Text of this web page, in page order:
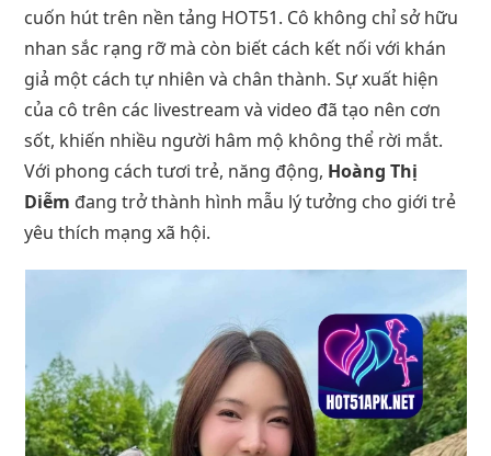
cuốn hút trên nền tảng HOT51. Cô không chỉ sở hữu
nhan sắc rạng rỡ mà còn biết cách kết nối với khán
giả một cách tự nhiên và chân thành. Sự xuất hiện
của cô trên các livestream và video đã tạo nên cơn
sốt, khiến nhiều người hâm mộ không thể rời mắt.
Với phong cách tươi trẻ, năng động, Hoàng Thị
Diễm đang trở thành hình mẫu lý tưởng cho giới trẻ
yêu thích mạng xã hội.